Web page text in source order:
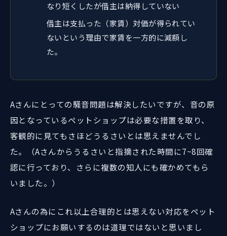
なり短くしたが借主は納得していない
借主は支払った（家賃）対価が得られてい
ないという理由で家賃を一方的に減額し
た。
Aさんにとっての騒音問題は解決したいですが、音の原
因となっているペットショップは必要な措置を取り、
客観的に見てもさほどうるさいとは思えませんでし
た。（Aさんからうるさいと指摘された時間に7~8回確
認に行っており、さらに複数の知人にも確かめてもら
いました。）
Aさんの為にこれ以上合理的とは思えない対応をペット
ショップにお願いするのは道理ではないと思いまし